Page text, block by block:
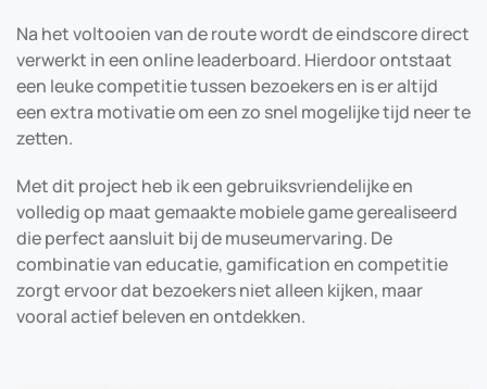
Na het voltooien van de route wordt de eindscore direct
verwerkt in een online leaderboard. Hierdoor ontstaat
een leuke competitie tussen bezoekers en is er altijd
een extra motivatie om een zo snel mogelijke tijd neer te
zetten.
Met dit project heb ik een gebruiksvriendelijke en
volledig op maat gemaakte mobiele game gerealiseerd
die perfect aansluit bij de museumervaring. De
combinatie van educatie, gamification en competitie
zorgt ervoor dat bezoekers niet alleen kijken, maar
vooral actief beleven en ontdekken.